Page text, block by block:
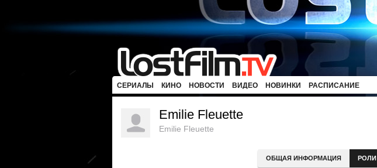
СЕРИАЛЫ КИНО НОВОСТИ ВИДЕО НОВИНКИ РАСПИСАНИЕ
Emilie Fleuette
Emilie Fleuette
ОБЩАЯ ИНФОРМАЦИЯ РОЛИ